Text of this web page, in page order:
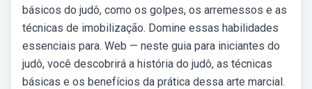
básicos do judô, como os golpes, os arremessos e as
técnicas de imobilização. Domine essas habilidades
essenciais para. Web — neste guia para iniciantes do
judô, você descobrirá a história do judô, as técnicas
básicas e os benefícios da prática dessa arte marcial.